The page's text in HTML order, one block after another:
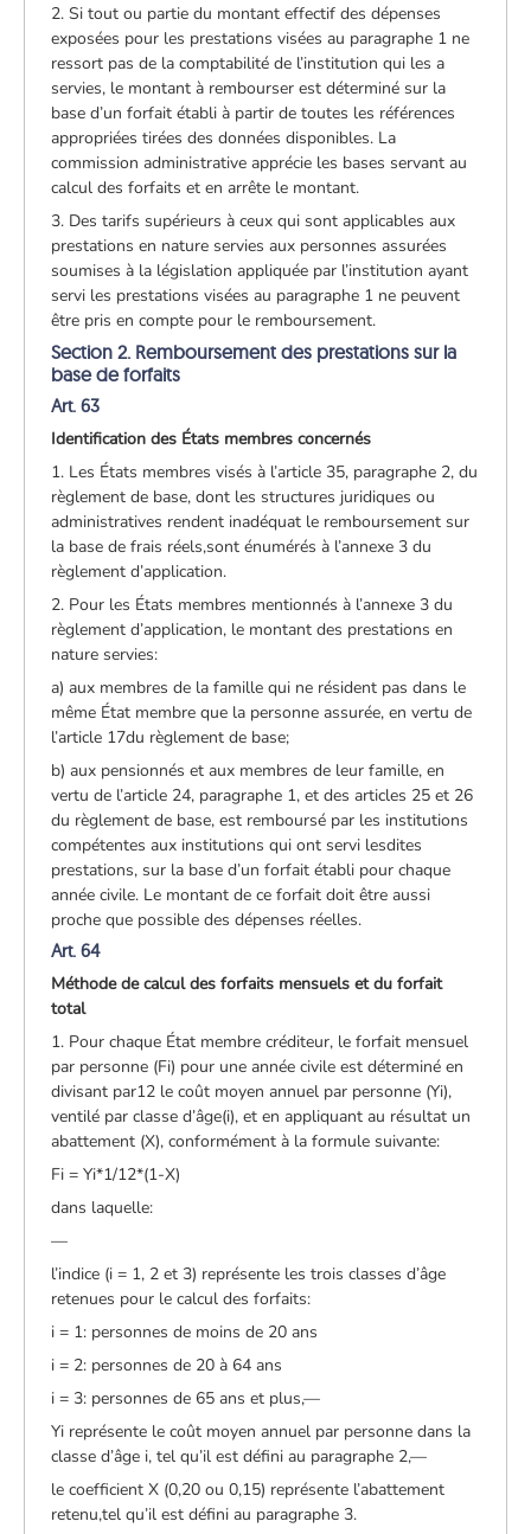
2. Si tout ou partie du montant effectif des dépenses
exposées pour les prestations visées au paragraphe 1 ne
ressort pas de la comptabilité de l’institution qui les a
servies, le montant à rembourser est déterminé sur la
base d’un forfait établi à partir de toutes les références
appropriées tirées des données disponibles. La
commission administrative apprécie les bases servant au
calcul des forfaits et en arrête le montant.
3. Des tarifs supérieurs à ceux qui sont applicables aux
prestations en nature servies aux personnes assurées
soumises à la législation appliquée par l’institution ayant
servi les prestations visées au paragraphe 1 ne peuvent
être pris en compte pour le remboursement.
Section 2. Remboursement des prestations sur la
base de forfaits
Art. 63
Identification des États membres concernés
1. Les États membres visés à l’article 35, paragraphe 2, du
règlement de base, dont les structures juridiques ou
administratives rendent inadéquat le remboursement sur
la base de frais réels,sont énumérés à l’annexe 3 du
règlement d’application.
2. Pour les États membres mentionnés à l’annexe 3 du
règlement d’application, le montant des prestations en
nature servies:
a) aux membres de la famille qui ne résident pas dans le
même État membre que la personne assurée, en vertu de
l’article 17du règlement de base;
b) aux pensionnés et aux membres de leur famille, en
vertu de l’article 24, paragraphe 1, et des articles 25 et 26
du règlement de base, est remboursé par les institutions
compétentes aux institutions qui ont servi lesdites
prestations, sur la base d’un forfait établi pour chaque
année civile. Le montant de ce forfait doit être aussi
proche que possible des dépenses réelles.
Art. 64
Méthode de calcul des forfaits mensuels et du forfait
total
1. Pour chaque État membre créditeur, le forfait mensuel
par personne (Fi) pour une année civile est déterminé en
divisant par12 le coût moyen annuel par personne (Yi),
ventilé par classe d’âge(i), et en appliquant au résultat un
abattement (X), conformément à la formule suivante:
Fi = Yi*1/12*(1-X)
dans laquelle:
—
l’indice (i = 1, 2 et 3) représente les trois classes d’âge
retenues pour le calcul des forfaits:
i = 1: personnes de moins de 20 ans
i = 2: personnes de 20 à 64 ans
i = 3: personnes de 65 ans et plus,—
Yi représente le coût moyen annuel par personne dans la
classe d’âge i, tel qu’il est défini au paragraphe 2,—
le coefficient X (0,20 ou 0,15) représente l’abattement
retenu,tel qu’il est défini au paragraphe 3.